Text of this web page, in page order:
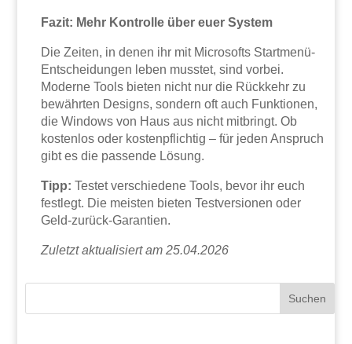
Fazit: Mehr Kontrolle über euer System
Die Zeiten, in denen ihr mit Microsofts Startmenü-
Entscheidungen leben musstet, sind vorbei.
Moderne Tools bieten nicht nur die Rückkehr zu
bewährten Designs, sondern oft auch Funktionen,
die Windows von Haus aus nicht mitbringt. Ob
kostenlos oder kostenpflichtig – für jeden Anspruch
gibt es die passende Lösung.
Tipp: Testet verschiedene Tools, bevor ihr euch
festlegt. Die meisten bieten Testversionen oder
Geld-zurück-Garantien.
Zuletzt aktualisiert am 25.04.2026